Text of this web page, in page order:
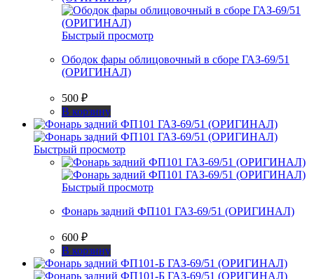
Быстрый просмотр
Ободок фары облицовочный в сборе ГАЗ-69/51
(ОРИГИНАЛ)
500 ₽
В корзину
Быстрый просмотр
Быстрый просмотр
Фонарь задний ФП101 ГАЗ-69/51 (ОРИГИНАЛ)
600 ₽
В корзину